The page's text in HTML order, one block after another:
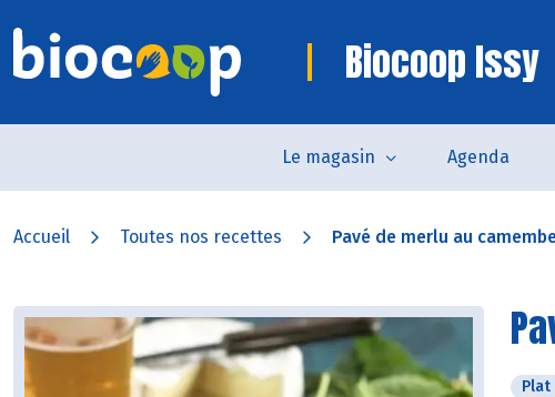
Biocoop Issy
Le magasin Agenda
Accueil Toutes nos recettes Pavé de merlu au